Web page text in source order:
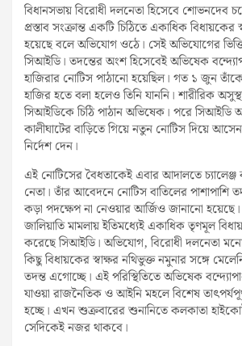
বিধানসভায় বিরোধী দলনেতা হিসেবে শোভনদেব
প্রস্তাব সংক্রান্ত একটি চিঠিতে একাধিক বিধায়কের
হয়েছে বলে অভিযোগ ওঠে। সেই অভিযোগের
সিআইডি। তদন্তের অংশ হিসেবেই অভিষেক
হাজিরার নোটিস পাঠানো হয়েছিল। গত ১ জুন
হাজির হতে বলা হলেও তিনি যাননি। শারীরিক
সিআইডিকে চিঠি পাঠান অভিষেক। পরে সিআইডি
কালীঘাটের বাড়িতে গিয়ে নতুন নোটিস দিয়ে
নির্দেশ দেন।
এই নোটিসের বৈধতাকেই এবার আদালতে
নেতা। তাঁর আবেদনে নোটিস বাতিলের পাশাপাশি
কড়া পদক্ষেপ না নেওয়ার আর্জিও জানানো হয়েছে।
জালিয়াতি মামলায় ইতিমধ্যেই একাধিক তৃণমূল
করেছে সিআইডি। অভিযোগ, বিরোধী দলনেতা
কিছু বিধায়কের স্বাক্ষর নথিভুক্ত নমুনার সঙ্গে
তদন্ত এগোচ্ছে। এই পরিস্থিতিতে অভিষেক
যাওয়া রাজনৈতিক ও আইনি মহলে বিশেষ
হচ্ছে। এখন শুক্রবারের শুনানিতে কলকাতা
সেদিকেই নজর থাকবে।